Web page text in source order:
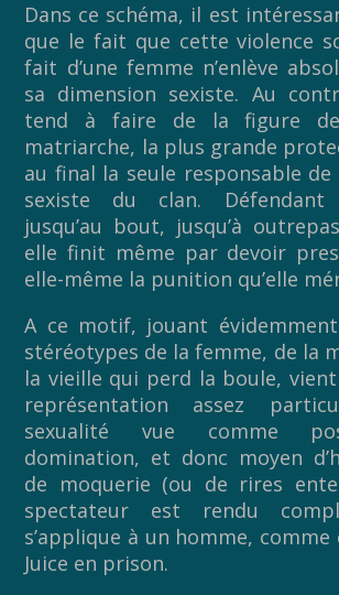
Dans ce schéma, il est
que le fait que cette violence
fait d’une femme n’enlève
sa dimension sexiste. Au
tend à faire de la figure
matriarche, la plus grande
au final la seule responsable de
sexiste du clan. Défendant
jusqu’au bout, jusqu’à
elle finit même par devoir
elle-même la punition qu’elle
A ce motif, jouant
stéréotypes de la femme, de la
la vieille qui perd la boule, vient
représentation assez
sexualité vue comme
domination, et donc moyen
de moquerie (ou de rires
spectateur est rendu
s’applique à un homme, comme
Juice en prison.